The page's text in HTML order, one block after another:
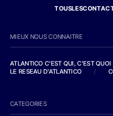
MIEUX NOUS CONNAITRE
ATLANTICO C'EST QUI, C'EST QUOI
LE RESEAU D'ATLANTICO
/
CATEGORIES